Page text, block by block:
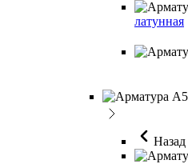
латунная
Назад